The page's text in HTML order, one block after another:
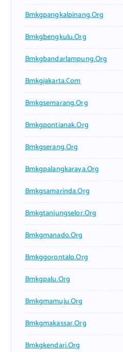
Bmkgpangkalpinang.org
Bmkgbengkulu.org
Bmkgbandarlampung.org
Bmkgjakarta.com
Bmkgsemarang.org
Bmkgpontianak.org
Bmkgserang.org
Bmkgpalangkaraya.org
Bmkgsamarinda.org
Bmkgtanjungselor.org
Bmkgmanado.org
Bmkggorontalo.org
Bmkgpalu.org
Bmkgmamuju.org
Bmkgmakassar.org
Bmkgkendari.org